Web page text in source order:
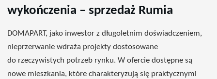
wykończenia – sprzedaż Rumia
DOMAPART, jako inwestor z długoletnim doświadczeniem,
nieprzerwanie wdraża projekty dostosowane
do rzeczywistych potrzeb rynku. W ofercie dostępne są
nowe mieszkania, które charakteryzują się praktycznymi